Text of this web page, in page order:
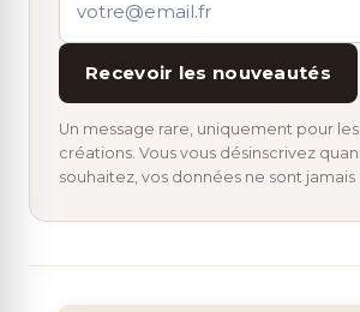
Recevoir les nouveautés
Un message rare, uniquement pour
créations. Vous vous désinscrivez
souhaitez, vos données ne sont